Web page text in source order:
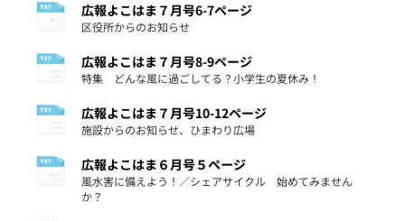
広報よこはま７月号6-7ページ
区役所からのお知らせ
広報よこはま７月号8-9ページ
特集 どんな風に過ごしてる？小学生の夏休み！
広報よこはま７月号10-12ページ
施設からのお知らせ、ひまわり広場
広報よこはま６月号５ページ
風水害に備えよう！／シェアサイクル 始めてみません
か？